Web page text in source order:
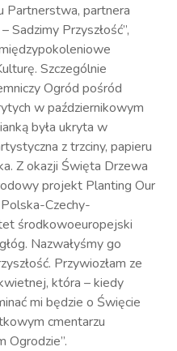
Partnerstwa, partnera
Sadzimy Przyszłość”,
Szczególnie
Ogród pośród
w październikowym
była ukryta w
z trzciny, papieru
Z okazji Święta Drzewa
projekt Planting Our
Czechy-
środkowoeuropejski
Nazwałyśmy go
Przywiozłam ze
która – kiedy
mi będzie o Święcie
cmentarzu
Ogrodzie”.